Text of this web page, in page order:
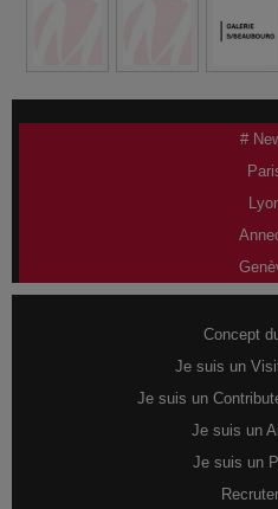
#
Concept
Je suis un
Je suis un
Je suis un
Je suis un